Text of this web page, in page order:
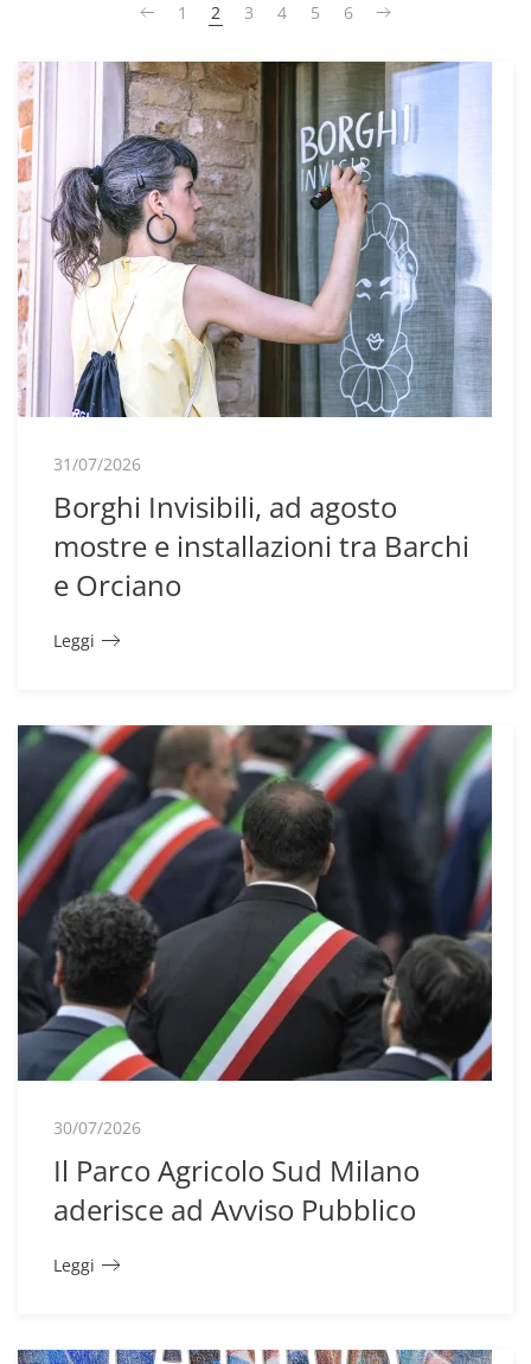
1 2 3 4 5 6
31/07/2026
Borghi Invisibili, ad agosto
mostre e installazioni tra Barchi
e Orciano
Leggi
30/07/2026
Il Parco Agricolo Sud Milano
aderisce ad Avviso Pubblico
Leggi